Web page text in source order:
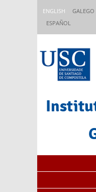
ENGLISH
GALEGO
ESPAÑOL
Content